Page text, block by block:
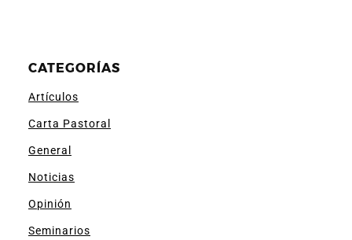
CATEGORÍAS
Artículos
Carta Pastoral
General
Noticias
Opinión
Seminarios